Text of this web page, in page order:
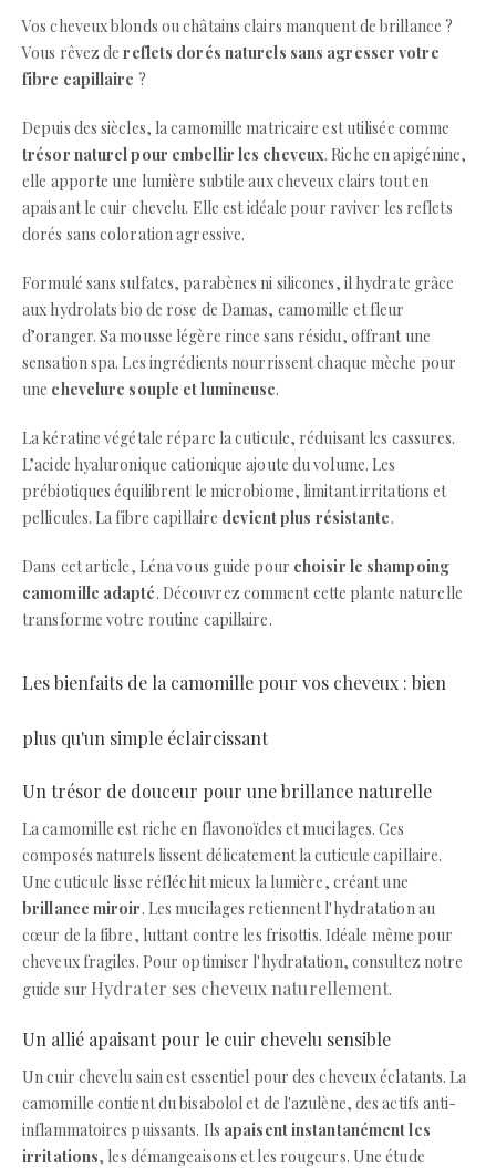
Vos cheveux blonds ou châtains clairs manquent de brillance ?
Vous rêvez dereflets dorés naturels sans agresser votre
fibre capillaire ?
Depuis des siècles, la camomille matricaire est utilisée comme
trésor naturel pour embellir les cheveux. Riche en apigénine,
elle apporte une lumière subtile aux cheveux clairs tout en
apaisant le cuir chevelu. Elle est idéale pour raviver les reflets
dorés sans coloration agressive.
Formulé sans sulfates, parabènes ni silicones, il hydrate grâce
aux hydrolats bio de rose de Damas, camomille et fleur
d’oranger. Sa mousse légère rince sans résidu, offrant une
sensation spa. Les ingrédients nourrissent chaque mèche pour
une chevelure souple et lumineuse.
La kératine végétale répare la cuticule, réduisant les cassures.
L’acide hyaluronique cationique ajoute du volume. Les
prébiotiques équilibrent le microbiome, limitant irritations et
pellicules. La fibre capillaire devient plus résistante.
Dans cet article, Léna vous guide pour choisir le shampoing
camomille adapté. Découvrez comment cette plante naturelle
transforme votre routine capillaire.
Les bienfaits de la camomille pour vos cheveux : bien
plus qu'un simple éclaircissant
Un trésor de douceur pour une brillance naturelle
La camomille est riche en flavonoïdes et mucilages. Ces
composés naturels lissent délicatement la cuticule capillaire.
Une cuticule lisse réfléchit mieux la lumière, créant une
brillance miroir. Les mucilages retiennent l'hydratation au
cœur de la fibre, luttant contre les frisottis. Idéale même pour
cheveux fragiles. Pour optimiser l'hydratation, consultez notre
guide sur Hydrater ses cheveux naturellement.
Un allié apaisant pour le cuir chevelu sensible
Un cuir chevelu sain est essentiel pour des cheveux éclatants. La
camomille contient du bisabolol et de l'azulène, des actifs anti-
inflammatoires puissants. Ils apaisent instantanément les
irritations, les démangeaisons et les rougeurs. Une étude